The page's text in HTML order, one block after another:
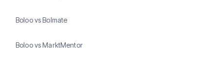
Boloo vs Bolmate
Boloo vs MarktMentor